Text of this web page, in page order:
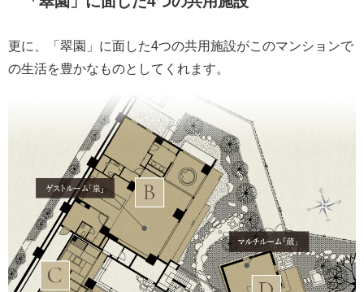
更に、「翠園」に面した4つの共用施設がこのマンションで
の生活を豊かなものとしてくれます。